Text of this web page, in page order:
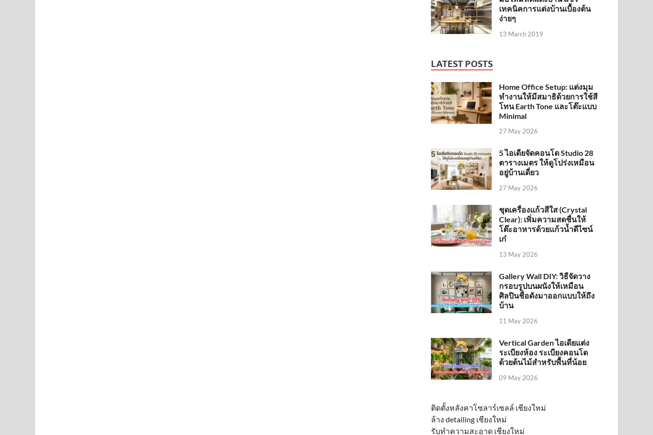
เทคนิคการแต่งบ้านเบื้องต้น
ง่ายๆ
13 March 2019
LATEST POSTS
Home Office Setup: แต่งมุม
ทำงานให้มีสมาธิด้วยการใช้สี
โทน Earth Tone และโต๊ะแบบ
Minimal
27 May 2026
5 ไอเดียจัดคอนโด Studio 28
ตารางเมตร ให้ดูโปร่งเหมือน
อยู่บ้านเดี่ยว
27 May 2026
ชุดเครื่องแก้วสีใส (Crystal
Clear): เพิ่มความสดชื่นให้
โต๊ะอาหารด้วยแก้วน้ำดีไซน์
เก๋
13 May 2026
Gallery Wall DIY: วิธีจัดวาง
กรอบรูปบนผนังให้เหมือน
ศิลปินชื่อดังมาออกแบบให้ถึง
บ้าน
11 May 2026
Vertical Garden ไอเดียแต่ง
ระเบียงห้อง ระเบียงคอนโด
ด้วยต้นไม้สำหรับพื้นที่น้อย
09 May 2026
ติดตั้งหลังคาโซลาร์เซลล์ เชียงใหม่
ล้าง detailing เชียงใหม่
รับทำความสะอาด เชียงใหม่